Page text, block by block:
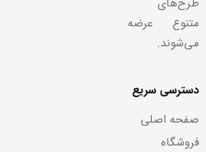
متنوع عرضه
می‌شوند.
دسترسی سریع
صفحه اصلی
فروشگاه